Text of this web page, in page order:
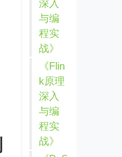
深入
与编
程实
战》
《Flin
k原理
深入
与编
程实
战》